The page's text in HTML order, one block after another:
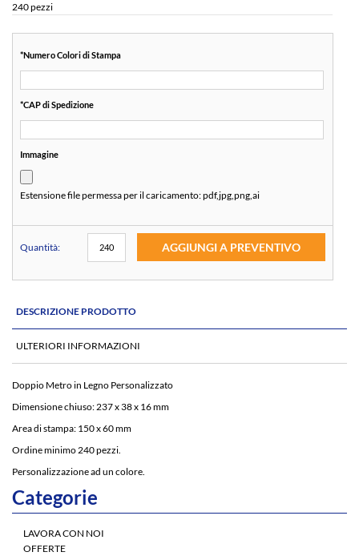
240 pezzi
*Numero Colori di Stampa
*CAP di Spedizione
Immagine
Estensione file permessa per il caricamento:pdf,jpg,png,ai
Quantità: AGGIUNGI A PREVENTIVO
DESCRIZIONE PRODOTTO
ULTERIORI INFORMAZIONI
Doppio Metro in Legno Personalizzato
Dimensione chiuso: 237 x 38 x 16 mm
Area di stampa: 150 x 60 mm
Ordine minimo 240 pezzi.
Personalizzazione ad un colore.
Categorie
LAVORA CON NOI
OFFERTE